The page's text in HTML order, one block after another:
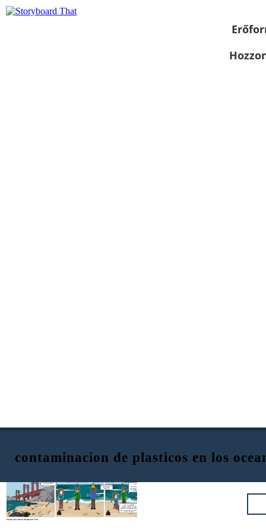
contaminacion de plasticos en los
Create your own at Storyboard That
recogiendo, pero parece
q siempre hay mas
(gianella se sienta
en la arena,
agotada)
(con voz apagada)
tal vez... tal vez solo no
podamos hacerlo. no somos
suficientes. no podemos cambiar
todo esto con solo tres personas
¡es tan frustrante!
(sentandose junto a ella)
oye, ¿acaso te acuerdas de cómo nos
conocimos? todo comenzó con una idea,
con algo pequeño, y mira, ¡estamos aquí,
tratando de hacer la diferencia